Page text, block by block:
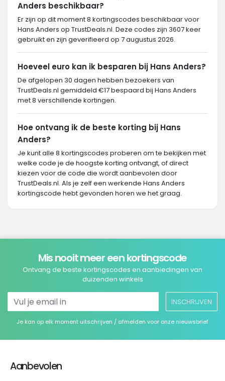
Anders beschikbaar?
Er zijn op dit moment 8 kortingscodes beschikbaar voor
Hans Anders op TrustDeals.nl. Deze codes zijn 3607 keer
gebruikt en zijn geverifieerd op 7 augustus 2026.
Hoeveel euro kan ik besparen bij Hans Anders?
De afgelopen 30 dagen hebben bezoekers van
TrustDeals.nl gemiddeld €17 bespaard bij Hans Anders
met 8 verschillende kortingen.
Hoe ontvang ik de beste korting bij Hans
Anders?
Je kunt alle 8 kortingscodes proberen om te bekijken met
welke code je de hoogste korting ontvangt, of direct
kiezen voor de code die wordt aanbevolen door
TrustDeals.nl. Als je zelf een werkende Hans Anders
kortingscode hebt gevonden horen we het graag.
Mis nooit meer een kortingscode
Ontvang de beste kortingscodes en aanbiedingen van
duizenden winkels
INSCHRIJVEN
Je kan op elk moment uitschrijven / afmelden voor onze nieuwsbrief
Aanbevolen